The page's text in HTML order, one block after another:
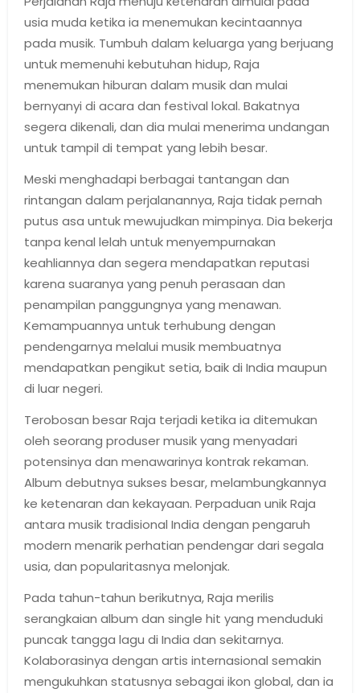
usia muda ketika ia menemukan kecintaannya
pada musik. Tumbuh dalam keluarga yang berjuang
untuk memenuhi kebutuhan hidup, Raja
menemukan hiburan dalam musik dan mulai
bernyanyi di acara dan festival lokal. Bakatnya
segera dikenali, dan dia mulai menerima undangan
untuk tampil di tempat yang lebih besar.
Meski menghadapi berbagai tantangan dan
rintangan dalam perjalanannya, Raja tidak pernah
putus asa untuk mewujudkan mimpinya. Dia bekerja
tanpa kenal lelah untuk menyempurnakan
keahliannya dan segera mendapatkan reputasi
karena suaranya yang penuh perasaan dan
penampilan panggungnya yang menawan.
Kemampuannya untuk terhubung dengan
pendengarnya melalui musik membuatnya
mendapatkan pengikut setia, baik di India maupun
di luar negeri.
Terobosan besar Raja terjadi ketika ia ditemukan
oleh seorang produser musik yang menyadari
potensinya dan menawarinya kontrak rekaman.
Album debutnya sukses besar, melambungkannya
ke ketenaran dan kekayaan. Perpaduan unik Raja
antara musik tradisional India dengan pengaruh
modern menarik perhatian pendengar dari segala
usia, dan popularitasnya melonjak.
Pada tahun-tahun berikutnya, Raja merilis
serangkaian album dan single hit yang menduduki
puncak tangga lagu di India dan sekitarnya.
Kolaborasinya dengan artis internasional semakin
mengukuhkan statusnya sebagai ikon global, dan ia